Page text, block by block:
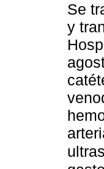
Se
y